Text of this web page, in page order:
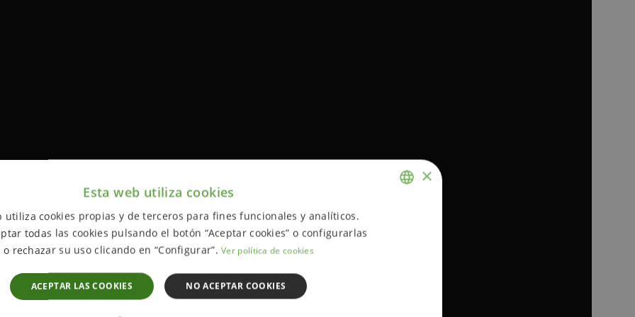
×
Esta web utiliza cookies
utiliza cookies propias y de terceros para fines funcionales y analíticos.
todas las cookies pulsando el botón “Aceptar cookies” o configurarlas
o rechazar su uso clicando en “Configurar”. Ver política de cookies
ACEPTAR LAS COOKIES NO ACEPTAR COOKIES